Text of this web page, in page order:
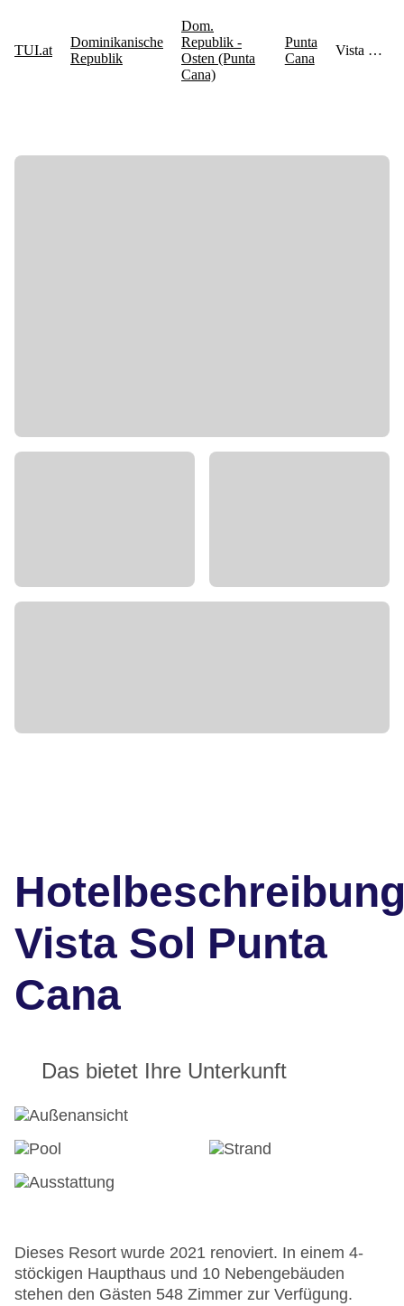
Vista Sol Punta
Cana
Das bietet Ihre Unterkunft
Dieses Resort wurde 2021 renoviert. In einem 4-
stöckigen Haupthaus und 10 Nebengebäuden
stehen den Gästen 548 Zimmer zur Verfügung.